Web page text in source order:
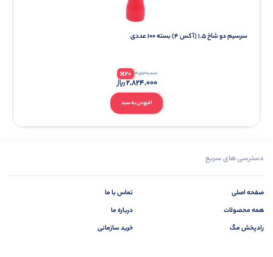
سرسیم دو شاخ 1.5 (آکس 4) بسته 100 عددی
افزودن به سبد
3,530,000
20
2,824,000
دسترسی های سریع
صفحه اصلی
همه محصولات
رادپخش مگ
تماس با ما
درباره ما
خرید سازمانی